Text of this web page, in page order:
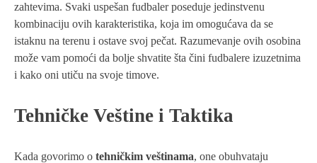
zahtevima. Svaki uspešan fudbaler poseduje jedinstvenu
kombinaciju ovih karakteristika, koja im omogućava da se
istaknu na terenu i ostave svoj pečat. Razumevanje ovih osobina
može vam pomoći da bolje shvatite šta čini fudbalere izuzetnima
i kako oni utiču na svoje timove.
Tehničke Veštine i Taktika
Kada govorimo o tehničkim veštinama, one obuhvataju